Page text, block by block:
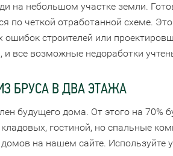
на небольшом участке земли.
по четкой отработанной схеме.
строителей или
все возможные недоработки
БРУСА В ДВА ЭТАЖА
будущего дома. От этого на 70%
гостиной, но спальные
на нашем сайте.